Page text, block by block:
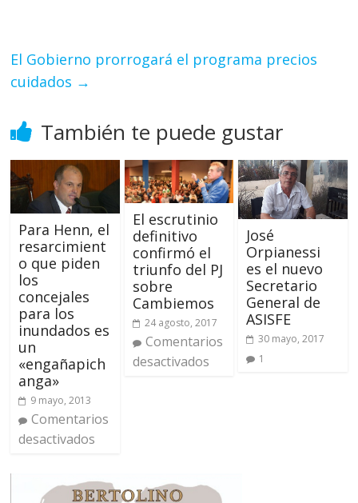
El Gobierno prorrogará el programa precios
cuidados →
También te puede gustar
Para Henn, el
resarcimient
o que piden
los
concejales
para los
inundados es
un
«engañapich
anga»
9 mayo, 2013
Comentarios
desactivados
El escrutinio
definitivo
confirmó el
triunfo del PJ
sobre
Cambiemos
24 agosto, 2017
Comentarios
desactivados
José
Orpianessi
es el nuevo
Secretario
General de
ASISFE
30 mayo, 2017
1